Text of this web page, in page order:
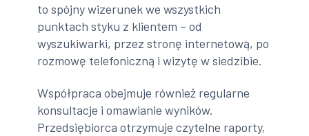
to spójny wizerunek we wszystkich
punktach styku z klientem – od
wyszukiwarki, przez stronę internetową, po
rozmowę telefoniczną i wizytę w siedzibie.
Współpraca obejmuje również regularne
konsultacje i omawianie wyników.
Przedsiębiorca otrzymuje czytelne raporty,